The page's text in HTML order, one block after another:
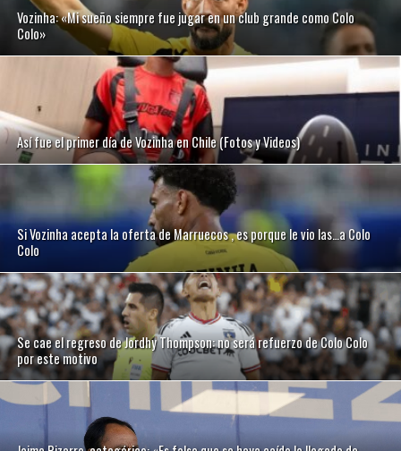
Vozinha: «Mi sueño siempre fue jugar en un club grande como Colo
Colo»
Así fue el primer día de Vozinha en Chile (Fotos y Videos)
Si Vozinha acepta la oferta de Marruecos , es porque le vio las…a Colo
Colo
Se cae el regreso de Jordhy Thompson: no será refuerzo de Colo Colo
por este motivo